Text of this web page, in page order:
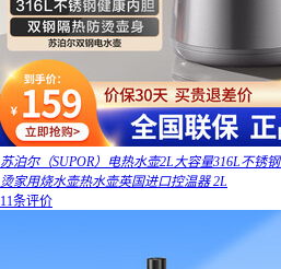
苏泊尔（SUPOR）电热水壶2L大容量316L不锈
烫家用烧水壶热水壶英国进口控温器 2L
11条评价